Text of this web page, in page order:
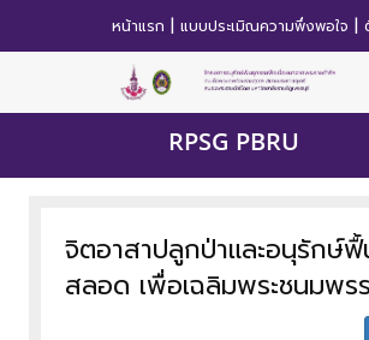
หน้าแรก | แบบประเมิณความพึ่งพอใจ |
RPSG PBRU
จิตอาสาปลูกป่าและอนุรักษ์
สลอด เพื่อเฉลิมพระชนมพร